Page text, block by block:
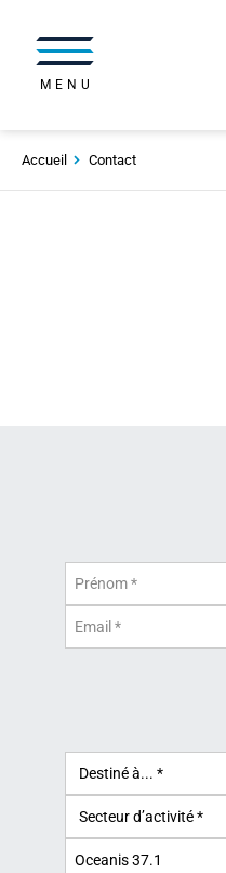
MENU
Accueil Contact